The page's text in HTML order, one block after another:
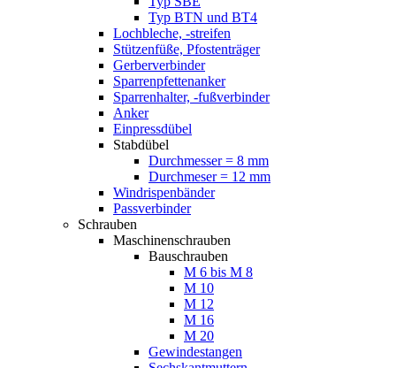
Typ BTN und BT4
Lochbleche, -streifen
Stützenfüße, Pfostenträger
Gerberverbinder
Sparrenpfettenanker
Sparrenhalter, -fußverbinder
Anker
Einpressdübel
Stabdübel
Durchmesser = 8 mm
Durchmeser = 12 mm
Windrispenbänder
Passverbinder
Schrauben
Maschinenschrauben
Bauschrauben
M 6 bis M 8
M 10
M 12
M 16
M 20
Gewindestangen